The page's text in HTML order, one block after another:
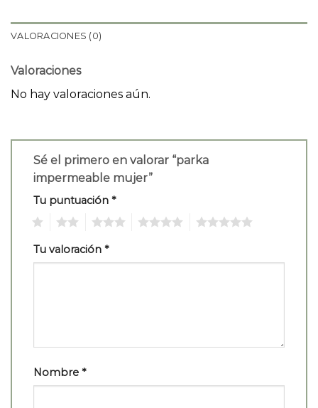
VALORACIONES (0)
Valoraciones
No hay valoraciones aún.
Sé el primero en valorar “parka
impermeable mujer”
Tu puntuación *
Tu valoración *
Nombre *